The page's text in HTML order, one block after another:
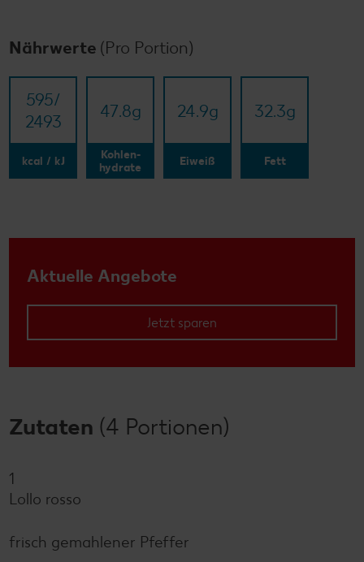
Nährwerte (Pro Portion)
595/​
2493
kcal / kJ
47.8g
Kohlen-
hydrate
24.9g
Eiweiß
32.3g
Fett
Aktuelle Angebote
Jetzt sparen
Zutaten (4 Portionen)
1
Lollo rosso
frisch gemahlener Pfeffer